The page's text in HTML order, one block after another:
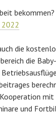
2022
die
die
mit
und